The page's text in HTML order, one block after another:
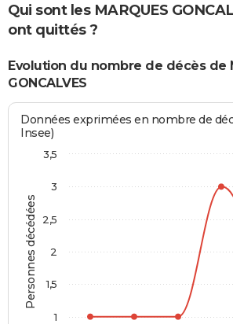
Qui sont les MARQUES
ont quittés ?
Evolution du nombre de décès de
GONCALVES
Personnes décédées
Données exprimées en nombre de
Insee)
1
1,5
2
2,5
3
3,5